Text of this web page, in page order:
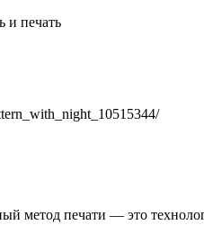
и печать
метод печати — это